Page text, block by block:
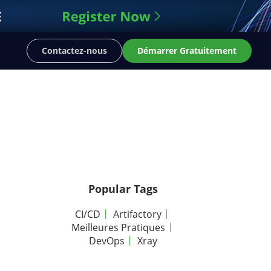
Contactez-nous Démarrer Gratuitement
Popular Tags
CI/CD
Artifactory
Meilleures Pratiques
DevOps
Xray